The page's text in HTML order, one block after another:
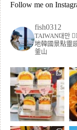
Follow me on
fish0312
TAIWAN대만
地韓國景點靈
釜山